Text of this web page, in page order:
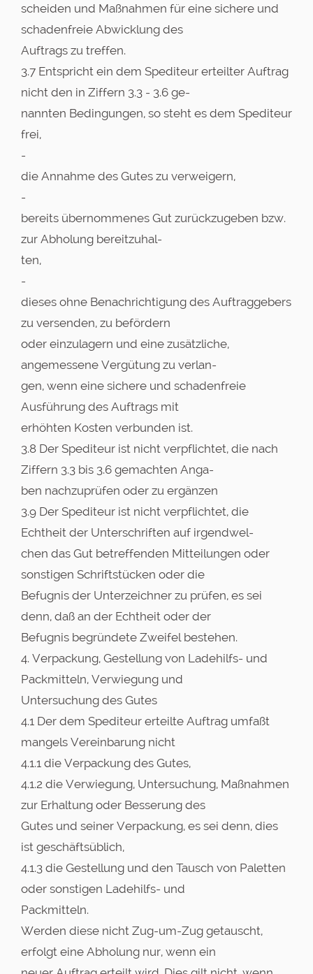
scheiden und Maßnahmen für eine sichere und
schadenfreie Abwicklung des
Auftrags zu treffen.
3.7 Entspricht ein dem Spediteur erteilter Auftrag
nicht den in Ziffern 3.3 - 3.6 ge-
nannten Bedingungen, so steht es dem Spediteur
frei,
-
die Annahme des Gutes zu verweigern,
-
bereits übernommenes Gut zurückzugeben bzw.
zur Abholung bereitzuhal-
ten,
-
dieses ohne Benachrichtigung des Auftraggebers
zu versenden, zu befördern
oder einzulagern und eine zusätzliche,
angemessene Vergütung zu verlan-
gen, wenn eine sichere und schadenfreie
Ausführung des Auftrags mit
erhöhten Kosten verbunden ist.
3.8 Der Spediteur ist nicht verpflichtet, die nach
Ziffern 3.3 bis 3.6 gemachten Anga-
ben nachzuprüfen oder zu ergänzen
3.9 Der Spediteur ist nicht verpflichtet, die
Echtheit der Unterschriften auf irgendwel-
chen das Gut betreffenden Mitteilungen oder
sonstigen Schriftstücken oder die
Befugnis der Unterzeichner zu prüfen, es sei
denn, daß an der Echtheit oder der
Befugnis begründete Zweifel bestehen.
4. Verpackung, Gestellung von Ladehilfs- und
Packmitteln, Verwiegung und
Untersuchung des Gutes
4.1 Der dem Spediteur erteilte Auftrag umfaßt
mangels Vereinbarung nicht
4.1.1 die Verpackung des Gutes,
4.1.2 die Verwiegung, Untersuchung, Maßnahmen
zur Erhaltung oder Besserung des
Gutes und seiner Verpackung, es sei denn, dies
ist geschäftsüblich,
4.1.3 die Gestellung und den Tausch von Paletten
oder sonstigen Ladehilfs- und
Packmitteln.
Werden diese nicht Zug-um-Zug getauscht,
erfolgt eine Abholung nur, wenn ein